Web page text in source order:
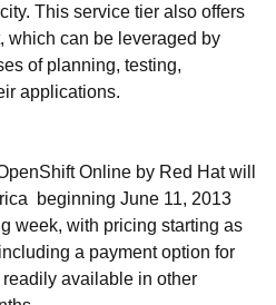
This service tier also offers
which can be leveraged by
of planning, testing,
applications.
Online by Red Hat will
beginning June 11, 2013
week, with pricing starting as
a payment option for
available in other